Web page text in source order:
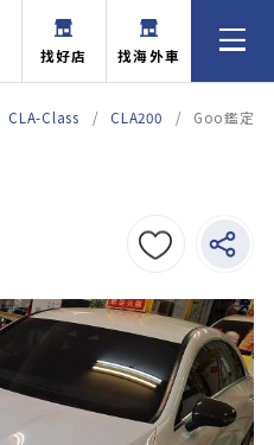
找好店 找海外車
CLA-Class CLA200 Goo鑑定車